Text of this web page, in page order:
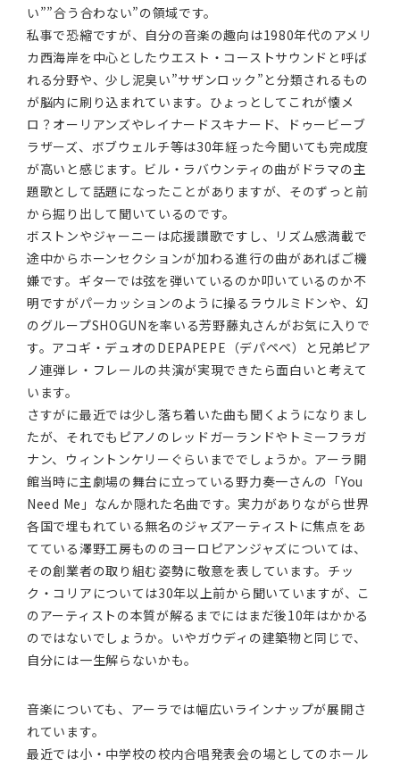
い””合う合わない”の領域です。
私事で恐縮ですが、自分の音楽の趣向は1980年代のアメリ
カ西海岸を中心としたウエスト・コーストサウンドと呼ば
れる分野や、少し泥臭い”サザンロック”と分類されるもの
が脳内に刷り込まれています。ひょっとしてこれが懐メ
ロ？オーリアンズやレイナードスキナード、ドゥービーブ
ラザーズ、ボブウェルチ等は30年経った今聞いても完成度
が高いと感じます。ビル・ラバウンティの曲がドラマの主
題歌として話題になったことがありますが、そのずっと前
から掘り出して聞いているのです。
ボストンやジャーニーは応援讃歌ですし、リズム感満載で
途中からホーンセクションが加わる進行の曲があればご機
嫌です。ギターでは弦を弾いているのか叩いているのか不
明ですがパーカッションのように操るラウルミドンや、幻
のグループSHOGUNを率いる芳野藤丸さんがお気に入りで
す。アコギ・デュオのDEPAPEPE（デパペペ）と兄弟ピア
ノ連弾レ・フレールの共演が実現できたら面白いと考えて
います。
さすがに最近では少し落ち着いた曲も聞くようになりまし
たが、それでもピアノのレッドガーランドやトミーフラガ
ナン、ウィントンケリーぐらいまででしょうか。アーラ開
館当時に主劇場の舞台に立っている野力奏一さんの「You
Need Me」なんか隠れた名曲です。実力がありながら世界
各国で埋もれている無名のジャズアーティストに焦点をあ
てている澤野工房もののヨーロピアンジャズについては、
その創業者の取り組む姿勢に敬意を表しています。チッ
ク・コリアについては30年以上前から聞いていますが、こ
のアーティストの本質が解るまでにはまだ後10年はかかる
のではないでしょうか。いやガウディの建築物と同じで、
自分には一生解らないかも。
音楽についても、アーラでは幅広いラインナップが展開さ
れています。
最近では小・中学校の校内合唱発表会の場としてのホール